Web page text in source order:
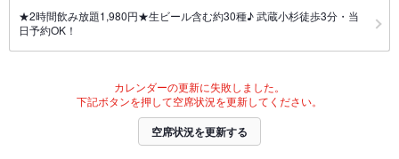
★2時間飲み放題1,980円★生ビール含む約30種♪ 武蔵小杉徒歩3分・当
日予約OK！
カレンダーの更新に失敗しました。
下記ボタンを押して空席状況を更新してください。
空席状況を更新する